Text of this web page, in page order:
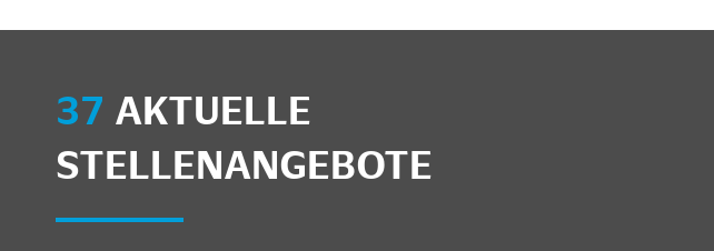
37 AKTUELLE
STELLENANGEBOTE